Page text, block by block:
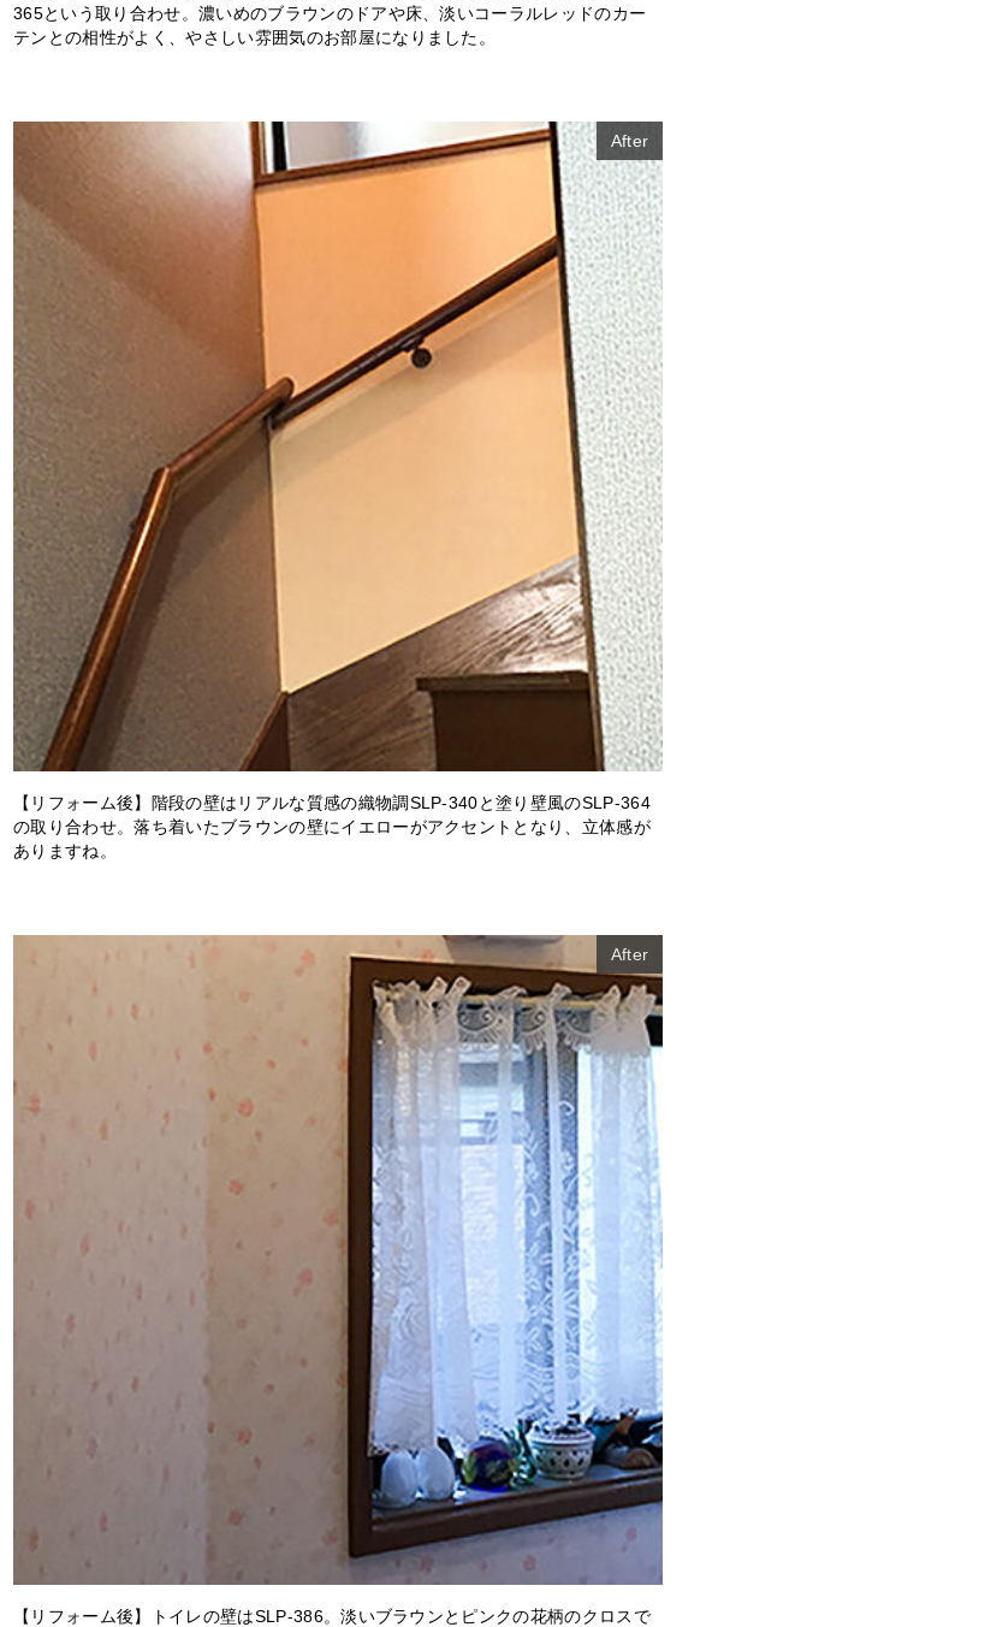
365という取り合わせ。濃いめのブラウンのドアや床、淡いコーラルレッドのカー
テンとの相性がよく、やさしい雰囲気のお部屋になりました。
After
【リフォーム後】階段の壁はリアルな質感の織物調SLP-340と塗り壁風のSLP-364
の取り合わせ。落ち着いたブラウンの壁にイエローがアクセントとなり、立体感が
ありますね。
After
【リフォーム後】トイレの壁はSLP-386。淡いブラウンとピンクの花柄のクロスで